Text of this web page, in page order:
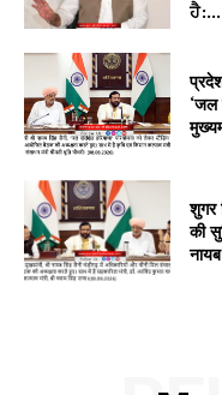
ਹੈ:...
‘जल
शुगर
की